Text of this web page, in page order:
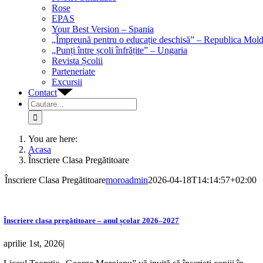
Rose
EPAS
Your Best Version – Spania
„Împreună pentru o educație deschisă” – Republica
„Punți între școli înfrățite” – Ungaria
Revista Școlii
Parteneriate
Excursii
Contact
Cautare...
You are here:
Acasa
Înscriere Clasa Pregătitoare
Înscriere Clasa Pregătitoaremoroadmin2026-04-18T14:14:57+02:00
Înscriere clasa pregătitoare – anul școlar 2026–2027
aprilie 1st, 2026|